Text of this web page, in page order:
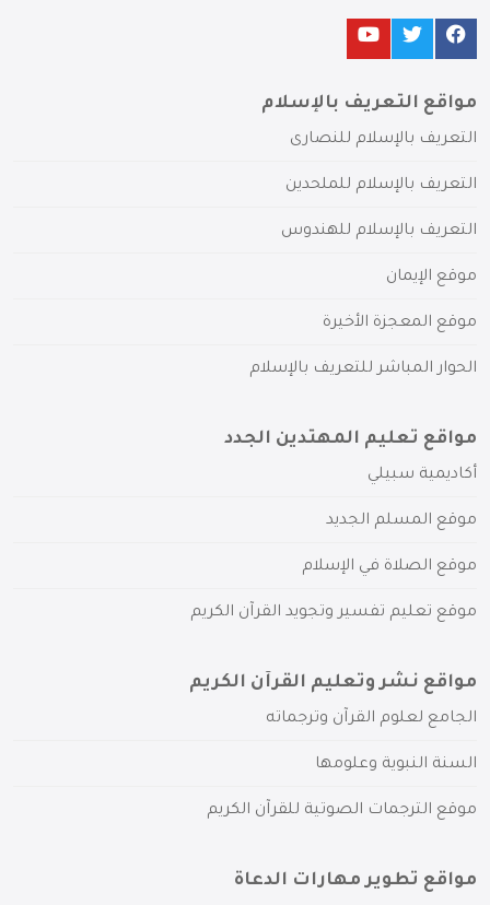
مواقع التعريف بالإسلام
التعريف بالإسلام للنصارى
التعريف بالإسلام للملحدين
التعريف بالإسلام للهندوس
موقع الإيمان
موقع المعجزة الأخيرة
الحوار المباشر للتعريف بالإسلام
مواقع تعليم المهتدين الجدد
أكاديمية سبيلي
موقع المسلم الجديد
موقع الصلاة في الإسلام
موقع تعليم تفسير وتجويد القرآن الكريم
مواقع نشر وتعليم القرآن الكريم
الجامع لعلوم القرآن وترجماته
السنة النبوية وعلومها
موقع الترجمات الصوتية للقرآن الكريم
مواقع تطوير مهارات الدعاة